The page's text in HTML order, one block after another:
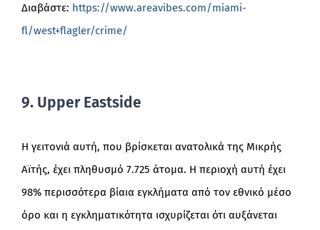
Διαβάστε: https://www.areavibes.com/miami-
fl/west+flagler/crime/
9. Upper Eastside
Η γειτονιά αυτή, που βρίσκεται ανατολικά της Μικρής
Αϊτής, έχει πληθυσμό 7.725 άτομα. Η περιοχή αυτή έχει
98% περισσότερα βίαια εγκλήματα από τον εθνικό μέσο
όρο και η εγκληματικότητα ισχυρίζεται ότι αυξάνεται